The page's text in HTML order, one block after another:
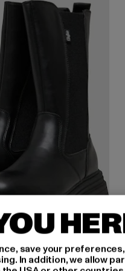
save your
In addition, we allow